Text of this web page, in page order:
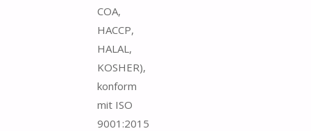
COA,
HACCP,
HALAL,
KOSHER),
konform
mit ISO
9001:2015